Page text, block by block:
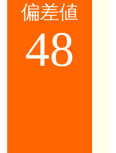
偏差値
48